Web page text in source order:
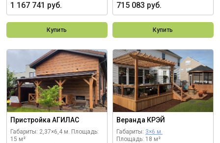
1 167 741 руб.
Купить
715 083 руб.
Купить
Пристройка АГИЛАС
Габариты: 2,37×6,4 м. Площадь:
15 м²
Веранда КРЭЙ
Габариты: 3×6 м.
Площадь: 18 м²